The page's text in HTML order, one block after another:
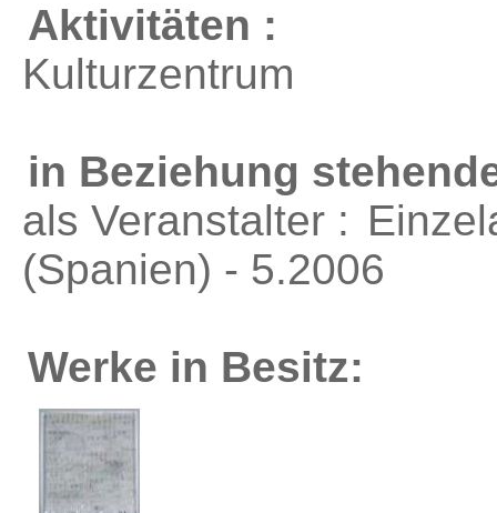
Aktivitäten :
Kulturzentrum
in Beziehung
als Veranstalter :
(Spanien) - 5.2006
Werke in Besitz: